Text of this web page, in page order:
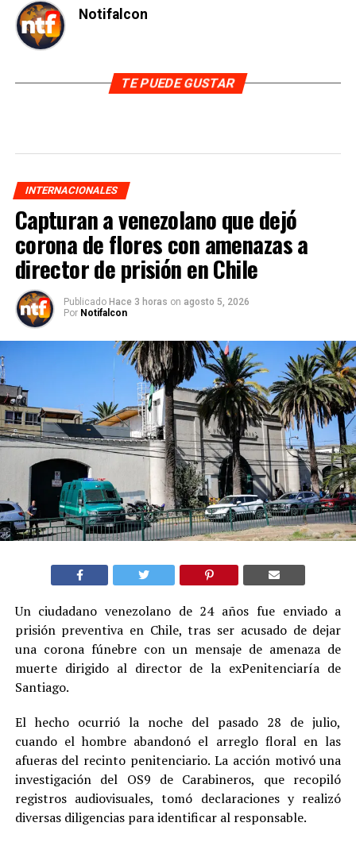
Notifalcon
TE PUEDE GUSTAR
INTERNACIONALES
Capturan a venezolano que dejó
corona de flores con amenazas a
director de prisión en Chile
Publicado Hace 3 horas on agosto 5, 2026
Por Notifalcon
Un ciudadano venezolano de 24 años fue enviado a
prisión preventiva en Chile, tras ser acusado de dejar
una corona fúnebre con un mensaje de amenaza de
muerte dirigido al director de la exPenitenciaría de
Santiago.
El hecho ocurrió la noche del pasado 28 de julio,
cuando el hombre abandonó el arreglo floral en las
afueras del recinto penitenciario. La acción motivó una
investigación del OS9 de Carabineros, que recopiló
registros audiovisuales, tomó declaraciones y realizó
diversas diligencias para identificar al responsable.